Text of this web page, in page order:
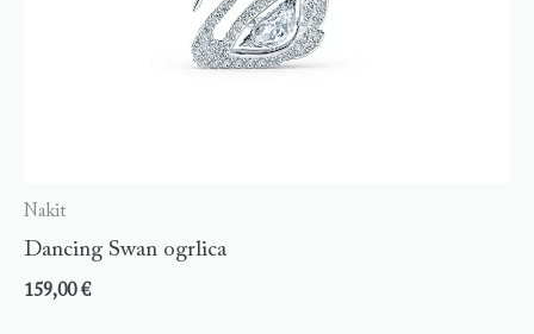
Nakit
Dancing Swan ogrlica
159,00€